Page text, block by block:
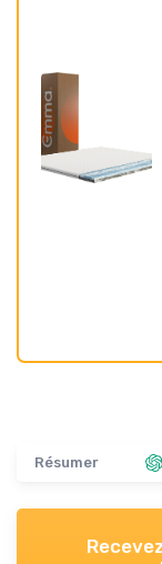
Résumer